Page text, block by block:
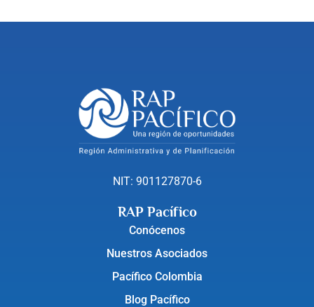
NIT: 901127870-6
RAP Pacífico
Conócenos
Nuestros Asociados
Pacífico Colombia
Blog Pacífico